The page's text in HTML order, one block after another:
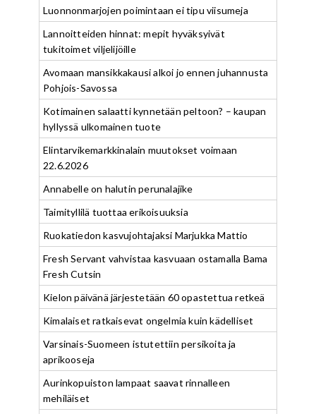
Luonnonmarjojen poimintaan ei tipu viisumeja
Lannoitteiden hinnat: mepit hyväksyivät
tukitoimet viljelijöille
Avomaan mansikkakausi alkoi jo ennen juhannusta
Pohjois-Savossa
Kotimainen salaatti kynnetään peltoon? – kaupan
hyllyssä ulkomainen tuote
Elintarvikemarkkinalain muutokset voimaan
22.6.2026
Annabelle on halutin perunalajike
Taimityllilä tuottaa erikoisuuksia
Ruokatiedon kasvujohtajaksi Marjukka Mattio
Fresh Servant vahvistaa kasvuaan ostamalla Bama
Fresh Cutsin
Kielon päivänä järjestetään 60 opastettua retkeä
Kimalaiset ratkaisevat ongelmia kuin kädelliset
Varsinais-Suomeen istutettiin persikoita ja
aprikooseja
Aurinkopuiston lampaat saavat rinnalleen
mehiläiset